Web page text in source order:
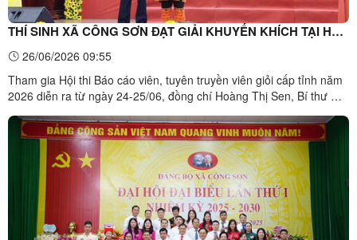
THÍ SINH XÃ CÔNG SƠN ĐẠT GIẢI KHUYẾN KHÍCH TẠI HỘI
THI BÁO CÁO VIÊN, TUYÊN TRUYỀN VIÊN GIỎI TỈNH LẠNG
SƠN NĂM 2026
26/06/2026 09:55
Tham gia Hội thi Báo cáo viên, tuyên truyền viên giỏi cấp tỉnh năm
2026 diễn ra từ ngày 24-25/06, đồng chí Hoàng Thị Sen, Bí thư Chi
phần thi với tinh thần tự tin, trách nhiệm, bám sát thực tiễn cơ sở.
Kết thúc hội thi, đồng chí đạt Giải ...